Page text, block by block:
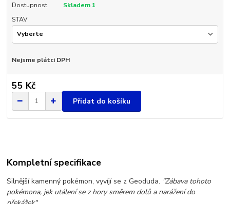
Dostupnost
Skladem 1
STAV
Nejsme plátci DPH
55 Kč
Přidat do košíku
Kompletní specifikace
Silnější kamenný pokémon, vyvíjí se z Geoduda. "Zábava tohoto
pokémona, jek utálení se z hory směrem dolů a narážení do